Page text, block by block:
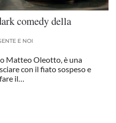
comedy della
E NOI
Matteo Oleotto, è una
con il fiato sospeso e
il…